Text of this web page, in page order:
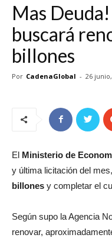
Mas
buscará
billones
Por CadenaGlobal - 26
El Ministerio de
y última licitación del
billones y completar el
Según supo la Agencia
renovar,